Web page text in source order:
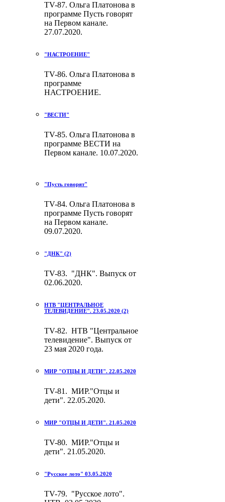
TV-87. Ольга Платонова в
программе Пусть говорят
на Первом канале.
27.07.2020.
"НАСТРОЕНИЕ"
TV-86. Ольга Платонова в
программе
НАСТРОЕНИЕ.
"ВЕСТИ"
TV-85. Ольга Платонова в
программе ВЕСТИ на
Первом канале. 10.07.2020.
"Пусть говорят"
TV-84. Ольга Платонова в
программе Пусть говорят
на Первом канале.
09.07.2020.
"ДНК" (2)
TV-83. "ДНК". Выпуск от
02.06.2020.
НТВ "ЦЕНТРАЛЬНОЕ
ТЕЛЕВИДЕНИЕ". 23.05.2020 (2)
TV-82. НТВ "Центральное
телевидение". Выпуск от
23 мая 2020 года.
МИР "ОТЦЫ И ДЕТИ". 22.05.2020
TV-81. МИР."Отцы и
дети". 22.05.2020.
МИР "ОТЦЫ И ДЕТИ". 21.05.2020
TV-80. МИР."Отцы и
дети". 21.05.2020.
"Русское лото" 03.05.2020
TV-79. "Русское лото".